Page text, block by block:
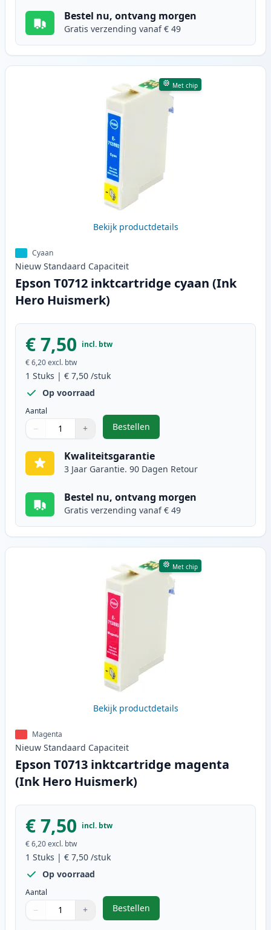
Bestel nu, ontvang morgen
Gratis verzending vanaf € 49
Met chip
Bekijk productdetails
Cyaan
Nieuw Standaard Capaciteit
Epson T0712 inktcartridge cyaan (Ink
Hero Huismerk)
€ 7,50 incl. btw
€ 6,20excl. btw
1 Stuks | € 7,50 /stuk
Op voorraad
Aantal
Gebruik de knoppen om aan te passen
− +
1
Bestellen
,Epson T0712 inktcartridge
Kwaliteitsgarantie
3 Jaar Garantie. 90 Dagen Retour
Bestel nu, ontvang morgen
Gratis verzending vanaf € 49
Met chip
Bekijk productdetails
Magenta
Nieuw Standaard Capaciteit
Epson T0713 inktcartridge magenta
(Ink Hero Huismerk)
€ 7,50 incl. btw
€ 6,20excl. btw
1 Stuks | € 7,50 /stuk
Op voorraad
Aantal
Gebruik de knoppen om aan te passen
− +
1
Bestellen
,Epson T0713 inktcartridge